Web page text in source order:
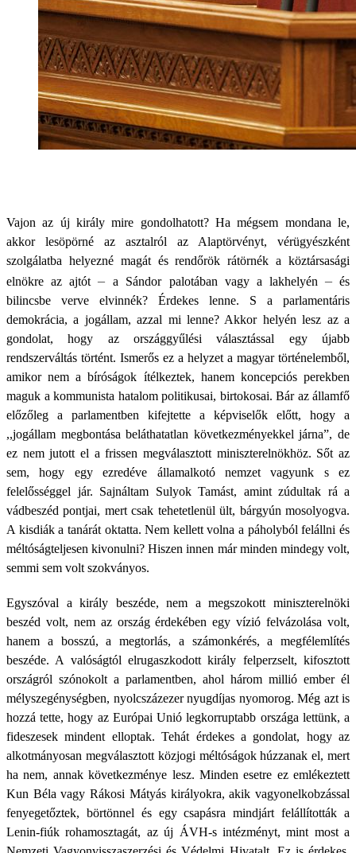
Vajon az új király mire gondolhatott? Ha mégsem mondana le,
akkor lesöpörné az asztalról az Alaptörvényt, vérügyészként
szolgálatba helyezné magát és rendőrök rátörnék a köztársasági
elnökre az ajtót–a Sándor palotában vagy a lakhelyén –és
bilincsbe verve elvinnék? Érdekes lenne. S a parlamentáris
demokrácia, a jogállam, azzal mi lenne? Akkor helyén lesz az a
gondolat, hogy az országgyűlési választással egy újabb
rendszerváltás történt. Ismerős ez a helyzet a magyar történelemből,
amikor nem a bíróságok ítélkeztek, hanem koncepciós perekben
maguk a kommunista hatalom politikusai, birtokosai. Bár az államfő
előzőleg a parlamentben kifejtette a képviselők előtt, hogy a
,,jogállam megbontása beláthatatlan következményekkel járna”, de
ez nem jutott el a frissen megválasztott miniszterelnökhöz. Sőt az
sem, hogy egy ezredéve államalkotó nemzet vagyunk s ez
felelősséggel jár. Sajnáltam Sulyok Tamást, amint zúdultak rá a
vádbeszéd pontjai, mert csak tehetetlenül ült, bárgyún mosolyogva.
A kisdiák a tanárát oktatta. Nem kellett volna a páholyból felállni és
méltóságteljesen kivonulni? Hiszen innen már minden mindegy volt,
semmi sem volt szokványos.
Egyszóval a király beszéde, nem a megszokott miniszterelnöki
beszéd volt, nem az ország érdekében egy vízió felvázolása volt,
hanem a bosszú, a megtorlás, a számonkérés, a megfélemlítés
beszéde. A valóságtól elrugaszkodott király felperzselt, kifosztott
országról szónokolt a parlamentben, ahol három millió ember él
mélyszegénységben, nyolcszázezer nyugdíjas nyomorog. Még azt is
hozzá tette, hogy az Európai Unió legkorruptabb országa lettünk, a
fideszesek mindent elloptak. Tehát érdekes a gondolat, hogy az
alkotmányosan megválasztott közjogi méltóságok húzzanak el, mert
ha nem, annak következménye lesz. Minden esetre ez emlékeztett
Kun Béla vagy Rákosi Mátyás királyokra, akik vagyonelkobzással
fenyegetőztek, börtönnel és egy csapásra mindjárt felállították a
Lenin-fiúk rohamosztagát, az új ÁVH-s intézményt, mint most a